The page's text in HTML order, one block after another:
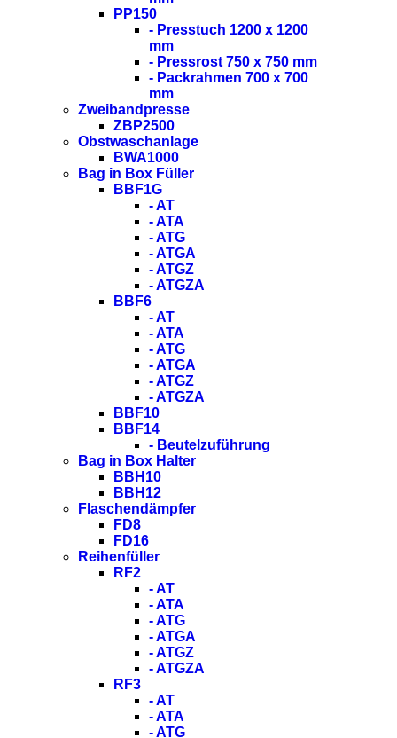
PP150
- Presstuch 1200 x 1200
mm
- Pressrost 750 x 750 mm
- Packrahmen 700 x 700
mm
Zweibandpresse
ZBP2500
Obstwaschanlage
BWA1000
Bag in Box Füller
BBF1G
- AT
- ATA
- ATG
- ATGA
- ATGZ
- ATGZA
BBF6
- AT
- ATA
- ATG
- ATGA
- ATGZ
- ATGZA
BBF10
BBF14
- Beutelzuführung
Bag in Box Halter
BBH10
BBH12
Flaschendämpfer
FD8
FD16
Reihenfüller
RF2
- AT
- ATA
- ATG
- ATGA
- ATGZ
- ATGZA
RF3
- AT
- ATA
- ATG